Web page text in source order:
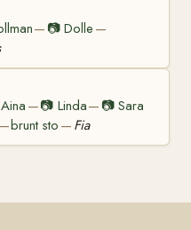
— 📷 Dolle —
Aina —📷 Linda— 📷Sara
—brunt sto — Fia